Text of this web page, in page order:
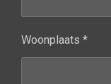
Woonplaats *